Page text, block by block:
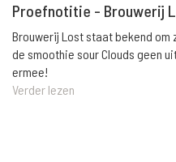
Proefnotitie - Brouwerij
Brouwerij Lost staat bekend om
de smoothie sour Clouds geen
ermee!
Verder lezen